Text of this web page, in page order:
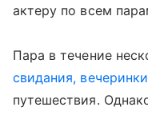
актеру по всем
Пара в течение
свидания, вечеринки
путешествия.